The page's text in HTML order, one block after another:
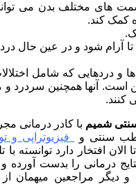
های مختلف بدن می
کمک کند.
آرام شود و در عین حال
و دردهایی که شامل
است. آنها همچنین سردرد
کنند.
شمیم با کادر درمانی
سنتی و
فیزیوتراپی و
افتخار دارد توانسته
درمانی را بدست آورده
دیگر مراجعین میهمان از